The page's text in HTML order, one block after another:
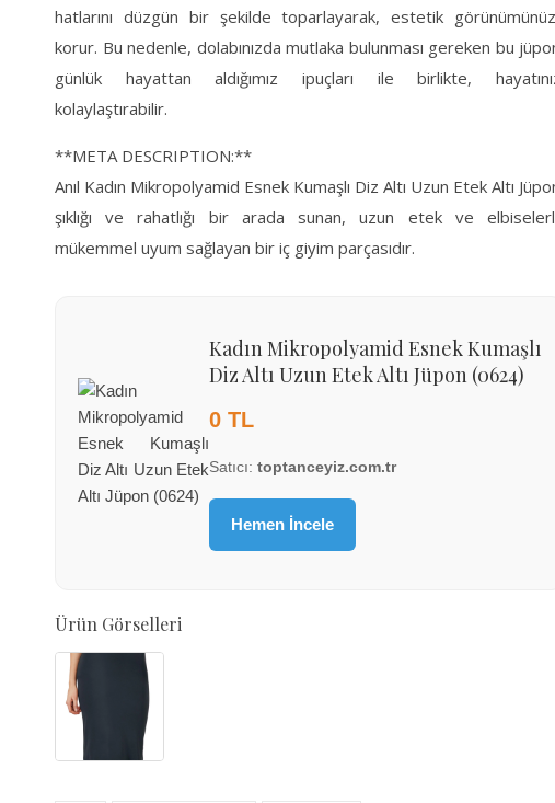
hatlarını düzgün bir şekilde toparlayarak, estetik
korur. Bu nedenle, dolabınızda mutlaka bulunması gereken bu
günlük hayattan aldığımız ipuçları ile birlikte,
kolaylaştırabilir.
**META DESCRIPTION:**
Anıl Kadın Mikropolyamid Esnek Kumaşlı Diz Altı Uzun Etek Altı
şıklığı ve rahatlığı bir arada sunan, uzun etek ve
mükemmel uyum sağlayan bir iç giyim parçasıdır.
Kadın Mikropolyamid Esnek Kumaşlı
Diz Altı Uzun Etek Altı Jüpon (0624)
0 TL
Satıcı: toptanceyiz.com.tr
Hemen İncele
Ürün Görselleri